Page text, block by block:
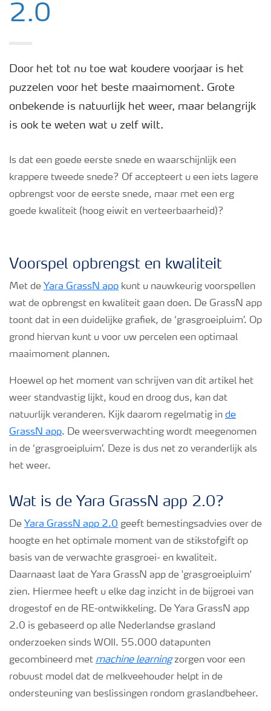
Grow the future
Meststoffen veiligheid
Webinars
2.0
Door het tot nu toe wat koudere voorjaar is het
puzzelen voor het beste maaimoment. Grote
onbekende is natuurlijk het weer, maar belangrijk
is ook te weten wat u zelf wilt.
Is dat een goede eerste snede en waarschijnlijk een
krappere tweede snede? Of accepteert u een iets lagere
opbrengst voor de eerste snede, maar met een erg
goede kwaliteit (hoog eiwit en verteerbaarheid)?
Voorspel opbrengst en kwaliteit
Met de Yara GrassN app kunt u nauwkeurig voorspellen
wat de opbrengst en kwaliteit gaan doen. De GrassN app
toont dat in een duidelijke grafiek, de ‘grasgroeipluim’. Op
grond hiervan kunt u voor uw percelen een optimaal
maaimoment plannen.
Hoewel op het moment van schrijven van dit artikel het
weer standvastig lijkt, koud en droog dus, kan dat
natuurlijk veranderen. Kijk daarom regelmatig in de
GrassN app. De weersverwachting wordt meegenomen
in de ‘grasgroeipluim’. Deze is dus net zo veranderlijk als
het weer.
Wat is de Yara GrassN app 2.0?
De Yara GrassN app 2.0 geeft bemestingsadvies over de
hoogte en het optimale moment van de stikstofgift op
basis van de verwachte grasgroei- en kwaliteit.
Daarnaast laat de Yara GrassN app de 'grasgroeipluim'
zien. Hiermee heeft u elke dag inzicht in de bijgroei van
drogestof en de RE-ontwikkeling. De Yara GrassN app
2.0 is gebaseerd op alle Nederlandse grasland
onderzoeken sinds WOII. 55.000 datapunten
gecombineerd met machine learningzorgen voor een
robuust model dat de melkveehouder helpt in de
ondersteuning van beslissingen rondom graslandbeheer.